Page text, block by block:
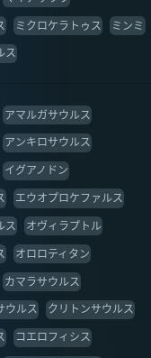
ミクロケラトゥス
ミンミ
ス
アマルガサウルス
アンキロサウルス
イグアノドン
エウオプロケファルス
ス
オヴィラプトル
オロロティタン
カマラサウルス
ウルス
クリトンサウルス
コエロフィシス